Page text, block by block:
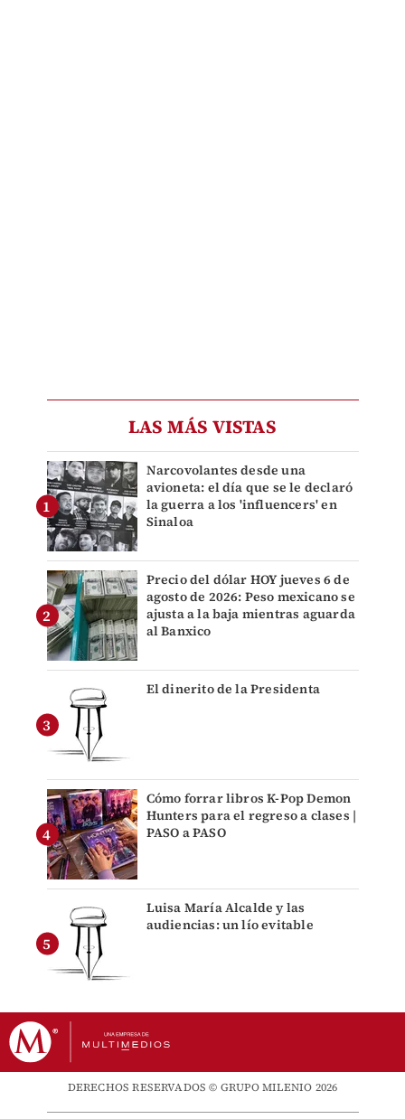
LAS MÁS VISTAS
Narcovolantes desde una
avioneta: el día que se le declaró
la guerra a los 'influencers' en
Sinaloa
Precio del dólar HOY jueves 6 de
agosto de 2026: Peso mexicano se
ajusta a la baja mientras aguarda
al Banxico
El dinerito de la Presidenta
Cómo forrar libros K-Pop Demon
Hunters para el regreso a clases |
PASO a PASO
Luisa María Alcalde y las
audiencias: un lío evitable
DERECHOS RESERVADOS © GRUPO MILENIO 2026